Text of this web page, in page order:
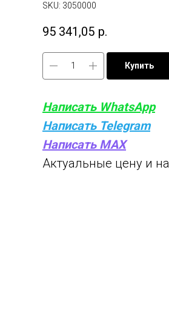
SKU: 3050000
95 341,05 р.
Купить
Написать WhatsApp
Написать Telegram
Написать MAX
Актуальные цену и